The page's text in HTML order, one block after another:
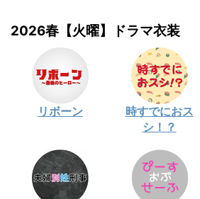
2026春【火曜】ドラマ衣装
リボーン
時すでにおス
シ！？